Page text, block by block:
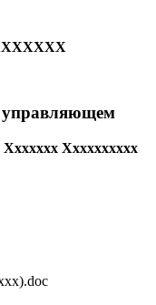
Xxxxxxx Xxxxxxxxxx